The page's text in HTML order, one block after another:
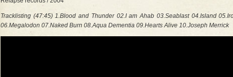
Tracklisting (47:45)1.Blood and Thunder 02.I am Ahab 03.Seablast 04.Island
06.Megalodon 07.Naked Burn 08.Aqua Dementia 09.Hearts Alive 10.Joseph Merrick